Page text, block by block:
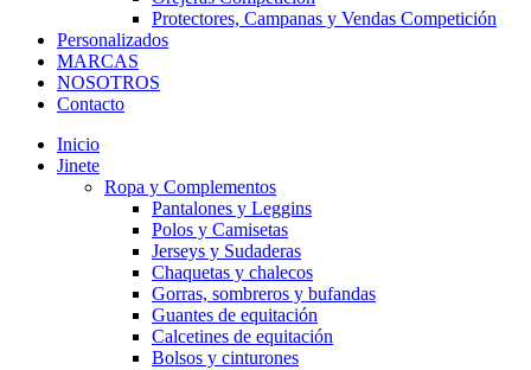
Protectores, Campanas y Vendas Competición
Personalizados
MARCAS
NOSOTROS
Contacto
Inicio
Jinete
Ropa y Complementos
Pantalones y Leggins
Polos y Camisetas
Jerseys y Sudaderas
Chaquetas y chalecos
Gorras, sombreros y bufandas
Guantes de equitación
Calcetines de equitación
Bolsos y cinturones